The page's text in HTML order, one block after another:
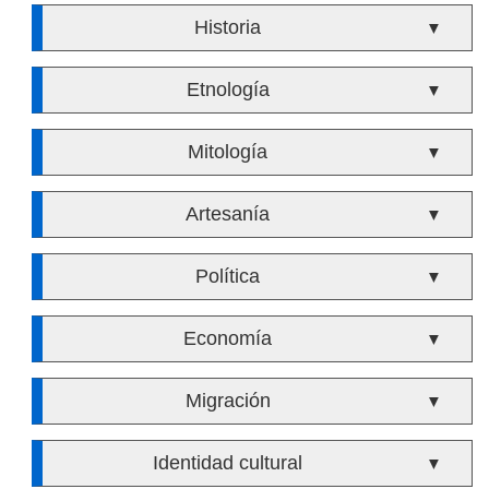
Historia ▼
Etnología ▼
Mitología ▼
Artesanía ▼
Política ▼
Economía ▼
Migración ▼
Identidad cultural ▼